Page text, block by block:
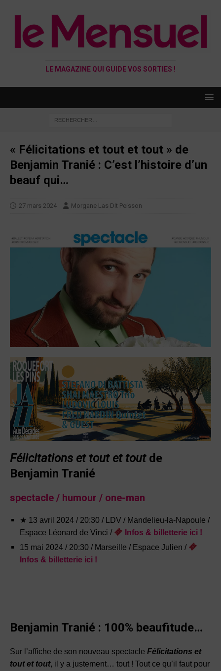
LE MAGAZINE QUI GUIDE VOS SORTIES !
« Félicitations et tout et tout » de
Benjamin Tranié : C’est l’histoire d’un
beauf qui…
27 mars 2024 Morgane Las Dit Peisson
Félicitations et tout et tout de
Benjamin Tranié
spectacle / humour / one-man
★ 13 avril 2024 / 20:30 / LDV / Mandelieu-la-Napoule /
Espace Léonard de Vinci /
Infos & billetterie ici !
15 mai 2024 / 20:30 / Marseille / Espace Julien /
Infos & billetterie ici !
Benjamin Tranié : 100% beaufitude…
Sur l’affiche de son nouveau spectacle Félicitations et
tout et tout, il y a justement… tout ! Tout ce qu’il faut pour